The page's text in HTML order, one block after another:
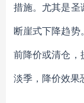
措施。尤其是圣
断崖式下降趋势
前降价或清仓，
淡季，降价效果